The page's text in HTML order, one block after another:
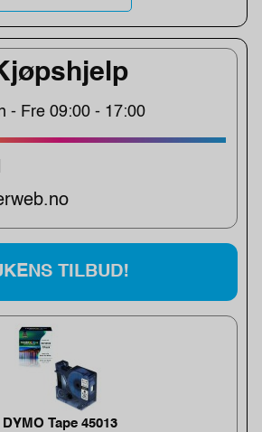
- Fre 09:00 - 17:00
TILBUD!
DYMO Tape 45013